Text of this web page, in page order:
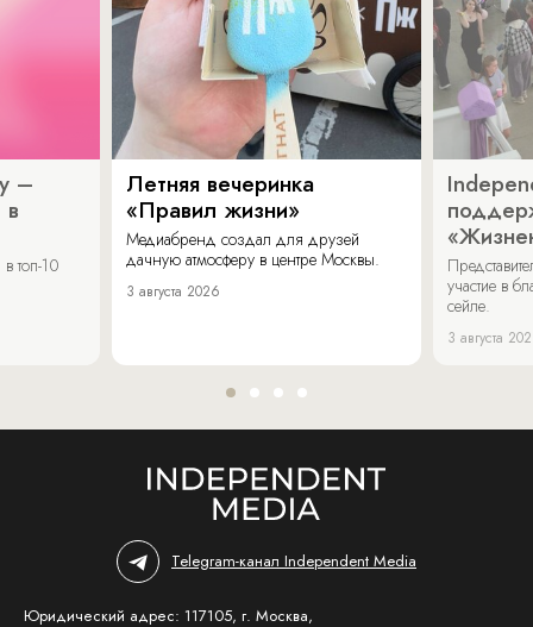
–
топ-10
Летняя вечеринка
«Правил жизни»
Медиабренд создал для друзей
дачную атмосферу в центре Москвы.
3 августа 2026
участие в
сейле.
3 августа
Telegram-канал Independent Media
Юридический адрес: 117105, г. Москва,